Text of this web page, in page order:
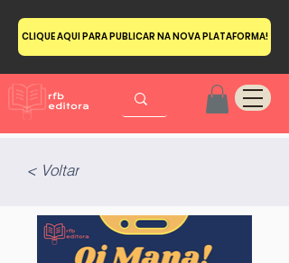
CLIQUE AQUI PARA PUBLICAR NA NOVA PLATAFORMA!
< Voltar